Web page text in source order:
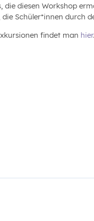
die diesen Workshop
Schüler*innen durch
findet man hier.